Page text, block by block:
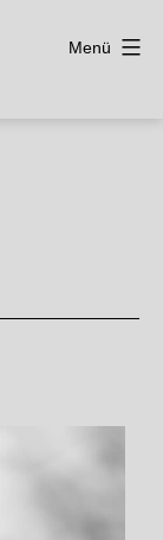
Menü